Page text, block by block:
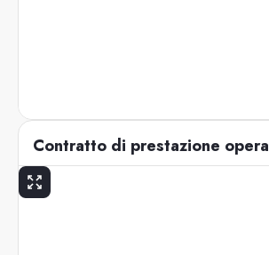
Contratto di prestazione opera